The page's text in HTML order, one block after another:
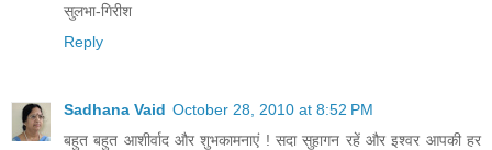
सुलभा-गिरीश
Reply
Sadhana Vaid October 28, 2010 at 8:52 PM
बहुत बहुत आशीर्वाद और शुभकामनाएं ! सदा सुहागन रहें और इश्वर आपकी हर